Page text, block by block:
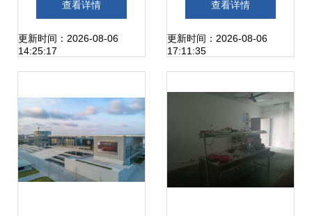
珠宝
查看详情
更新时间：2026-08-06
14:25:17
低?
查看详情
更新时间：2026-08-06
17:11:35